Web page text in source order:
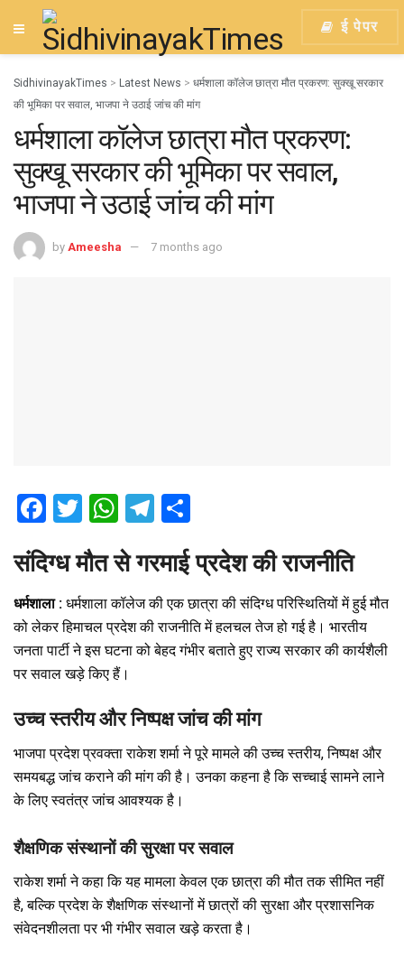
ई पेपर
SidhivinayakTimes > Latest News > धर्मशाला कॉलेज छात्रा मौत प्रकरण: सुक्खू सरकार
की भूमिका पर सवाल, भाजपा ने उठाई जांच की मांग
धर्मशाला कॉलेज छात्रा मौत प्रकरण:
सुक्खू सरकार की भूमिका पर सवाल,
भाजपा ने उठाई जांच की मांग
by Ameesha 7 months ago
F
ce
b
o
o
k
T
tt
er
W
at
s
A
p
p
T
e
gr
a
m
ar
e
संदिग्ध मौत से गरमाई प्रदेश की राजनीति
धर्मशाला : धर्मशाला कॉलेज की एक छात्रा की संदिग्ध परिस्थितियों में हुई मौत
को लेकर हिमाचल प्रदेश की राजनीति में हलचल तेज हो गई है। भारतीय
जनता पार्टी ने इस घटना को बेहद गंभीर बताते हुए राज्य सरकार की कार्यशैली
पर सवाल खड़े किए हैं।
उच्च स्तरीय और निष्पक्ष जांच की मांग
भाजपा प्रदेश प्रवक्ता राकेश शर्मा ने पूरे मामले की उच्च स्तरीय, निष्पक्ष और
समयबद्ध जांच कराने की मांग की है। उनका कहना है कि सच्चाई सामने लाने
के लिए स्वतंत्र जांच आवश्यक है।
शैक्षणिक संस्थानों की सुरक्षा पर सवाल
राकेश शर्मा ने कहा कि यह मामला केवल एक छात्रा की मौत तक सीमित नहीं
है, बल्कि प्रदेश के शैक्षणिक संस्थानों में छात्रों की सुरक्षा और प्रशासनिक
संवेदनशीलता पर भी गंभीर सवाल खड़े करता है।